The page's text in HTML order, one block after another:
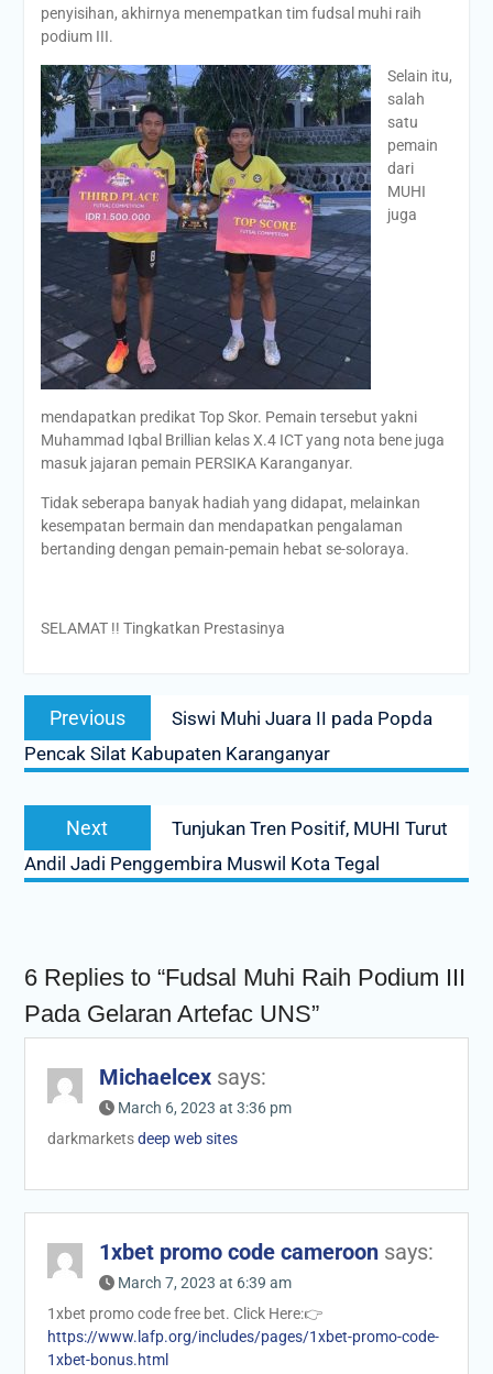
penyisihan, akhirnya menempatkan tim fudsal muhi raih
podium III.
Selain itu,
salah
satu
pemain
dari
MUHI
juga
mendapatkan predikat Top Skor. Pemain tersebut yakni
Muhammad Iqbal Brillian kelas X.4 ICT yang nota bene juga
masuk jajaran pemain PERSIKA Karanganyar.
Tidak seberapa banyak hadiah yang didapat, melainkan
kesempatan bermain dan mendapatkan pengalaman
bertanding dengan pemain-pemain hebat se-soloraya.
SELAMAT !! Tingkatkan Prestasinya
Post
navigation
Previous
Previous
post:
Siswi Muhi Juara II pada Popda
Pencak Silat Kabupaten Karanganyar
Next
Next
post:
Tunjukan Tren Positif, MUHI Turut
Andil Jadi Penggembira Muswil Kota Tegal
6 Replies to “Fudsal Muhi Raih Podium III
Pada Gelaran Artefac UNS”
Michaelcex says:
March 6, 2023 at 3:36 pm
darkmarketsdeep web sites
1xbet promo code cameroon says:
March 7, 2023 at 6:39 am
1xbet promo code free bet. Click Here:👉
https://www.lafp.org/includes/pages/1xbet-promo-code-
1xbet-bonus.html